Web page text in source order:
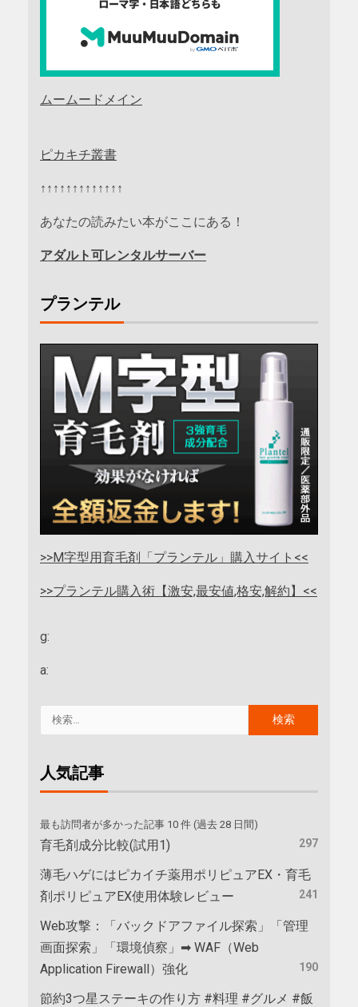
ムームードメイン
ピカキチ叢書
↑↑↑↑↑↑↑↑↑↑↑↑↑
あなたの読みたい本がここにある！
アダルト可レンタルサーバー
プランテル
>>M字型用育毛剤「プランテル」購入サイト<<
>>プランテル購入術【激安,最安値,格安,解約】<<
g:
a:
人気記事
最も訪問者が多かった記事 10 件 (過去 28 日間)
育毛剤成分比較(試用1) 297
薄毛ハゲにはピカイチ薬用ポリピュアEX・育毛
剤ポリピュアEX使用体験レビュー
241
Web攻撃：「バックドアファイル探索」「管理
画面探索」「環境偵察」➡ WAF（Web
Application Firewall）強化
190
節約3つ星ステーキの作り方 #料理 #グルメ #飯